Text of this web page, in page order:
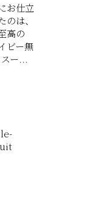
お仕立
のは、
高の
ビー無
ー...